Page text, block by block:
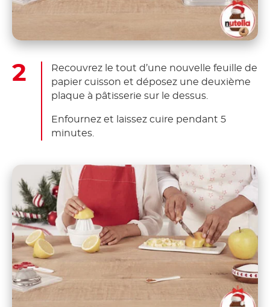
Recouvrez le tout d’une nouvelle feuille de
papier cuisson et déposez une deuxième
plaque à pâtisserie sur le dessus.
Enfournez et laissez cuire pendant 5
minutes.